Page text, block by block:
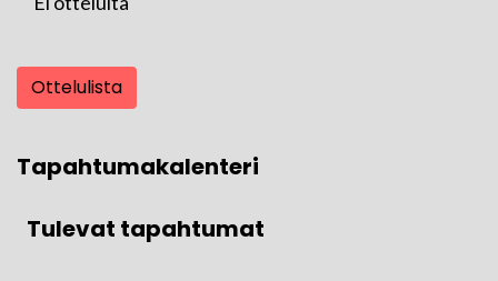
Ottelulista
Tapahtumakalenteri
Tulevat tapahtumat